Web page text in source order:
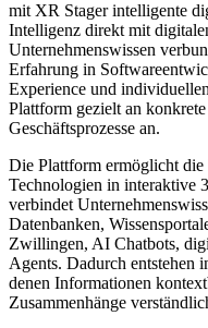
mit XR Stager intelligente
Intelligenz direkt mit
Unternehmenswissen
Erfahrung in
Experience und
Plattform gezielt an
Geschäftsprozesse an.
Die Plattform ermöglicht
Technologien in interaktive
verbindet
Datenbanken,
Zwillingen, AI Chatbots,
Agents. Dadurch entstehen
denen Informationen
Zusammenhänge